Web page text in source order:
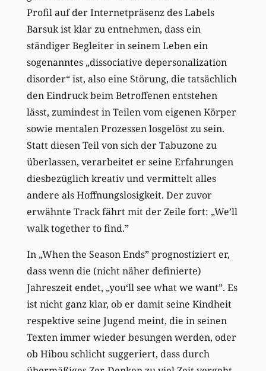
Profil auf der Internetpräsenz des Labels
Barsuk ist klar zu entnehmen, dass ein
ständiger Begleiter in seinem Leben ein
sogenanntes „dissociative depersonalization
disorder“ ist, also eine Störung, die tatsächlich
den Eindruck beim Betroffenen entstehen
lässt, zumindest in Teilen vom eigenen Körper
sowie mentalen Prozessen losgelöst zu sein.
Statt diesen Teil von sich der Tabuzone zu
überlassen, verarbeitet er seine Erfahrungen
diesbezüglich kreativ und vermittelt alles
andere als Hoffnungslosigkeit. Der zuvor
erwähnte Track fährt mit der Zeile fort: „We’ll
walk together to find.”
In „When the Season Ends” prognostiziert er,
dass wenn die (nicht näher definierte)
Jahreszeit endet, „you‘ll see what we want”. Es
ist nicht ganz klar, ob er damit seine Kindheit
respektive seine Jugend meint, die in seinen
Texten immer wieder besungen werden, oder
ob Hibou schlicht suggeriert, dass durch